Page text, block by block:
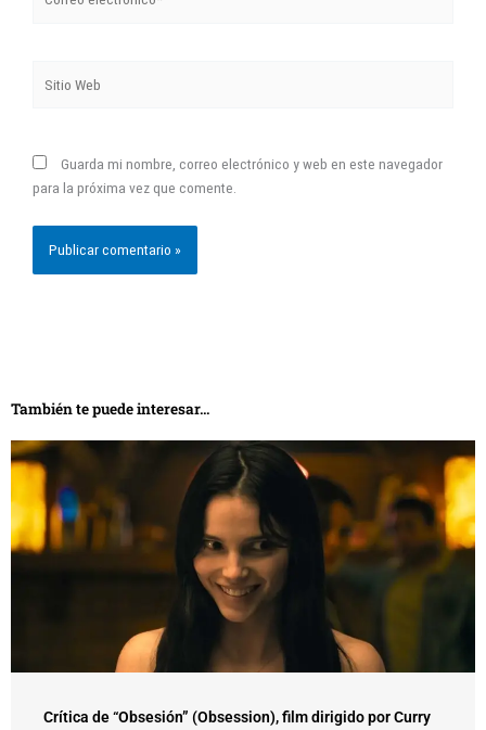
electrónico*
Web
Guarda mi nombre, correo electrónico y web en este navegador
para la próxima vez que comente.
También te puede interesar...
Crítica de “Obsesión” (Obsession), film dirigido por Curry